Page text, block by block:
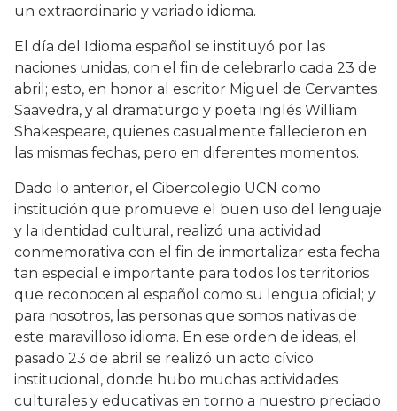
un extraordinario y variado idioma.
El día del Idioma español se instituyó por las
naciones unidas, con el fin de celebrarlo cada 23 de
abril; esto, en honor al escritor Miguel de Cervantes
Saavedra, y al dramaturgo y poeta inglés William
Shakespeare, quienes casualmente fallecieron en
las mismas fechas, pero en diferentes momentos.
Dado lo anterior, el Cibercolegio UCN como
institución que promueve el buen uso del lenguaje
y la identidad cultural, realizó una actividad
conmemorativa con el fin de inmortalizar esta fecha
tan especial e importante para todos los territorios
que reconocen al español como su lengua oficial; y
para nosotros, las personas que somos nativas de
este maravilloso idioma. En ese orden de ideas, el
pasado 23 de abril se realizó un acto cívico
institucional, donde hubo muchas actividades
culturales y educativas en torno a nuestro preciado